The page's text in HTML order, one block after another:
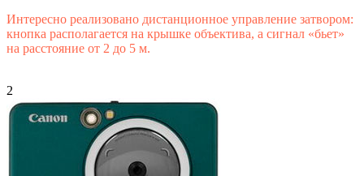
Интересно реализовано дистанционное управление затвором:
кнопка располагается на крышке объектива, а сигнал «бьет»
на расстояние от 2 до 5 м.
2